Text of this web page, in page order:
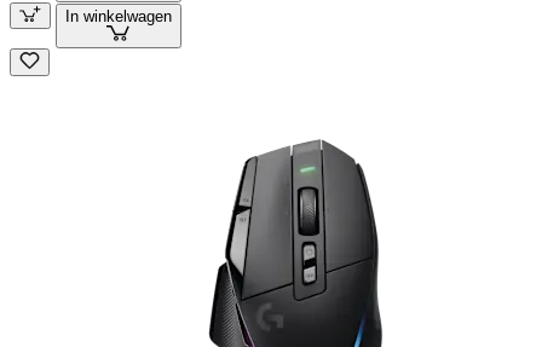
In winkelwagen